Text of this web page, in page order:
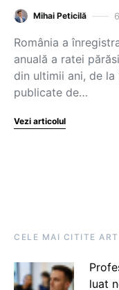
Mihai Peticilă
România a
anuală a ratei
din ultimii ani, de la
publicate de…
Vezi articolul
CELE MAI CITITE
luat